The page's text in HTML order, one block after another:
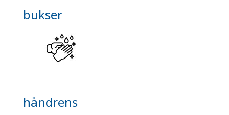
bukser
håndrens